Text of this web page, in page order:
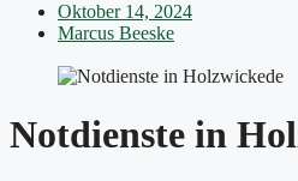
Oktober 14, 2024
Marcus Beeske
Notdienste in